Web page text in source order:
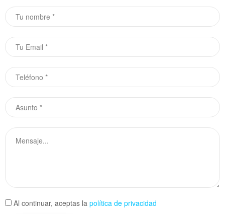
Al continuar, aceptas la política de privacidad